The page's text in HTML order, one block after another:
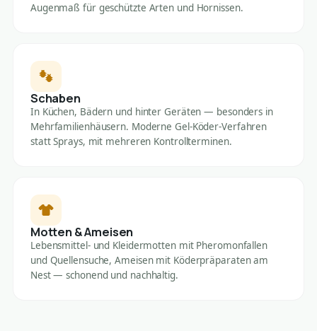
Augenmaß für geschützte Arten und Hornissen.
Schaben
In Küchen, Bädern und hinter Geräten — besonders in
Mehrfamilienhäusern. Moderne Gel-Köder-Verfahren
statt Sprays, mit mehreren Kontrollterminen.
Motten & Ameisen
Lebensmittel- und Kleidermotten mit Pheromonfallen
und Quellensuche, Ameisen mit Köderpräparaten am
Nest — schonend und nachhaltig.